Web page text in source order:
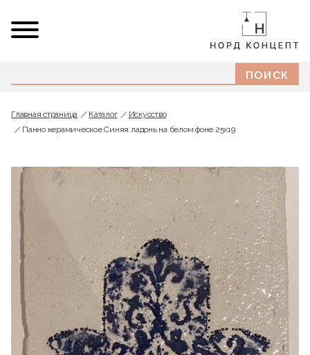
Главная страница Каталог
Искусство
Панно керамическое Синяя ладонь на белом фоне 25х19